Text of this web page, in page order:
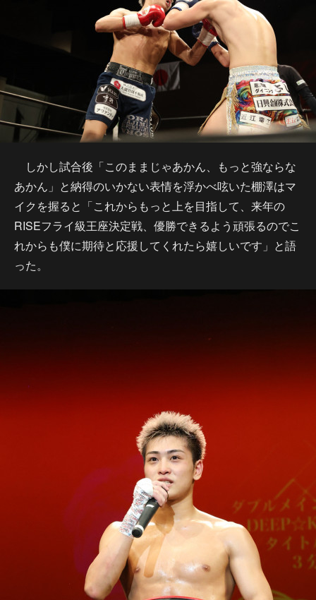
しかし試合後「このままじゃあかん、もっと強ならな
あかん」と納得のいかない表情を浮かべ呟いた棚澤はマ
イクを握ると「これからもっと上を目指して、来年の
RISEフライ級王座決定戦、優勝できるよう頑張るのでこ
れからも僕に期待と応援してくれたら嬉しいです」と語
った。